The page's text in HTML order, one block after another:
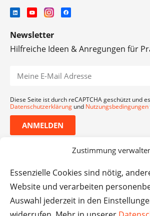
Zustimmung
Essenzielle Cookies sind nötig,
Website und verarbeiten
Auswahl jederzeit in den
Newsletter
Hilfreiche Ideen & Anregungen für
Diese Seite ist durch reCAPTCHA geschützt und
Datenschutzerklärung und Nutzungsbedingungen
ANMELDEN